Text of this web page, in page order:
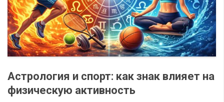
Астрология и спорт: как знак влияет на
физическую активность